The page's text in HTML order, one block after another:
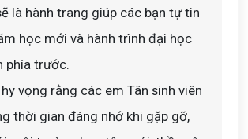
là hành trang giúp các bạn tự tin
học mới và hành trình đại học
phía trước.
vọng rằng các em Tân sinh viên
thời gian đáng nhớ khi gặp gỡ,